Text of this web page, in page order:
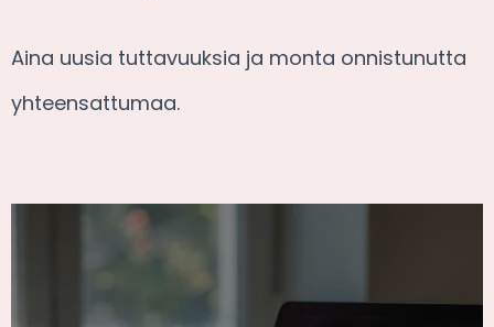
Aina uusia tuttavuuksia ja monta onnistunutta
yhteensattumaa.